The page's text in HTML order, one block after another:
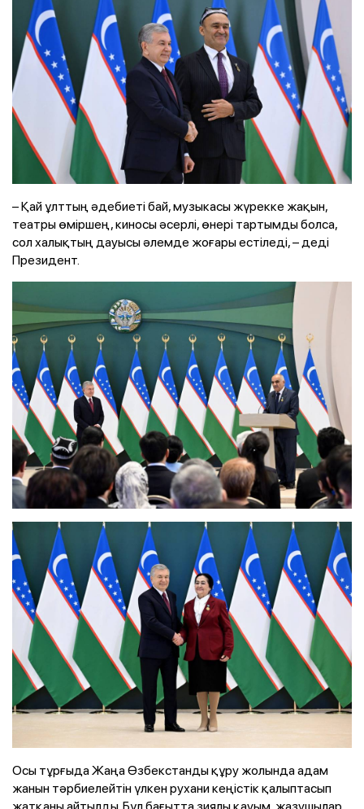
– Қай ұлттың әдебиеті бай, музыкасы жүрекке жақын,
театры өміршең, киносы әсерлі, өнері тартымды болса,
сол халықтың дауысы әлемде жоғары естіледі, – деді
Президент.
Осы тұрғыда Жаңа Өзбекстанды құру жолында адам
жанын тәрбиелейтін үлкен рухани кеңістік қалыптасып